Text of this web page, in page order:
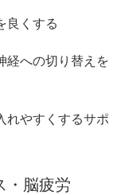
良くする
経への切り替えを
れやすくするサポ
・脳疲労